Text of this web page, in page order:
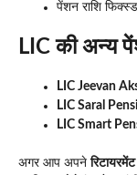
पेंशन राशि
LIC की अन्य
LIC Jeevan
LIC Saral
LIC Smart
अगर आप अपनेरिटायरमेंट